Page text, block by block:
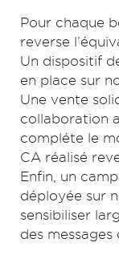
Pour chaque
reverse
Un dispositif
en place sur
Une vente
collaboration
compléte le
CA réalisé
Enfin, un
déployée sur
sensibiliser
des messages